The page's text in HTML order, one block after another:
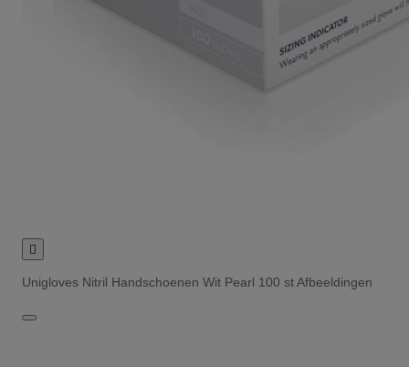

Unigloves Nitril Handschoenen Wit Pearl 100 st Afbeeldingen